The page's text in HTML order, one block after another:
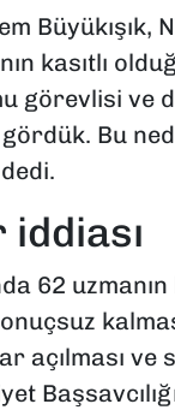
Büyükışık,
kasıtlı
görevlisi ve
Bu
62
açılması